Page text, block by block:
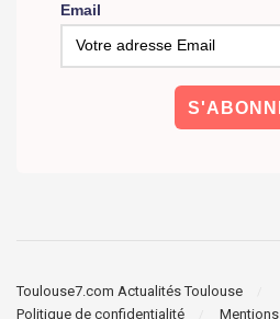
Email
Toulouse7.com Actualités Toulouse
Politique de confidentialité